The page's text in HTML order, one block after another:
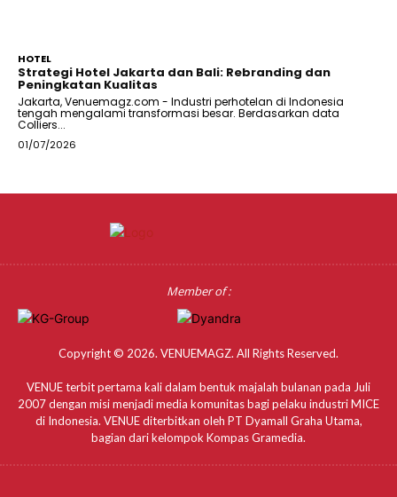
HOTEL
Strategi Hotel Jakarta dan Bali: Rebranding dan
Peningkatan Kualitas
Jakarta, Venuemagz.com - Industri perhotelan di Indonesia
tengah mengalami transformasi besar. Berdasarkan data
Colliers...
01/07/2026
Member of :
Copyright © 2026. VENUEMAGZ. All Rights Reserved.
VENUE terbit pertama kali dalam bentuk majalah bulanan pada Juli
2007 dengan misi menjadi media komunitas bagi pelaku industri MICE
di Indonesia. VENUE diterbitkan oleh PT Dyamall Graha Utama,
bagian dari kelompok Kompas Gramedia.